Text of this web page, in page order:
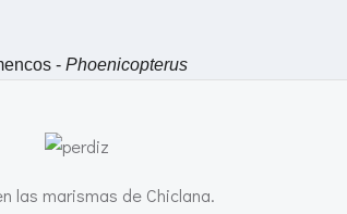
- Phoenicopterus
las marismas de Chiclana.